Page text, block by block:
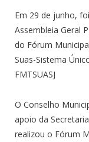
Em 29 de junho,
Assembleia Geral
do Fórum
Suas-Sistema
FMTSUASJ
O Conselho
apoio da
realizou o Fórum